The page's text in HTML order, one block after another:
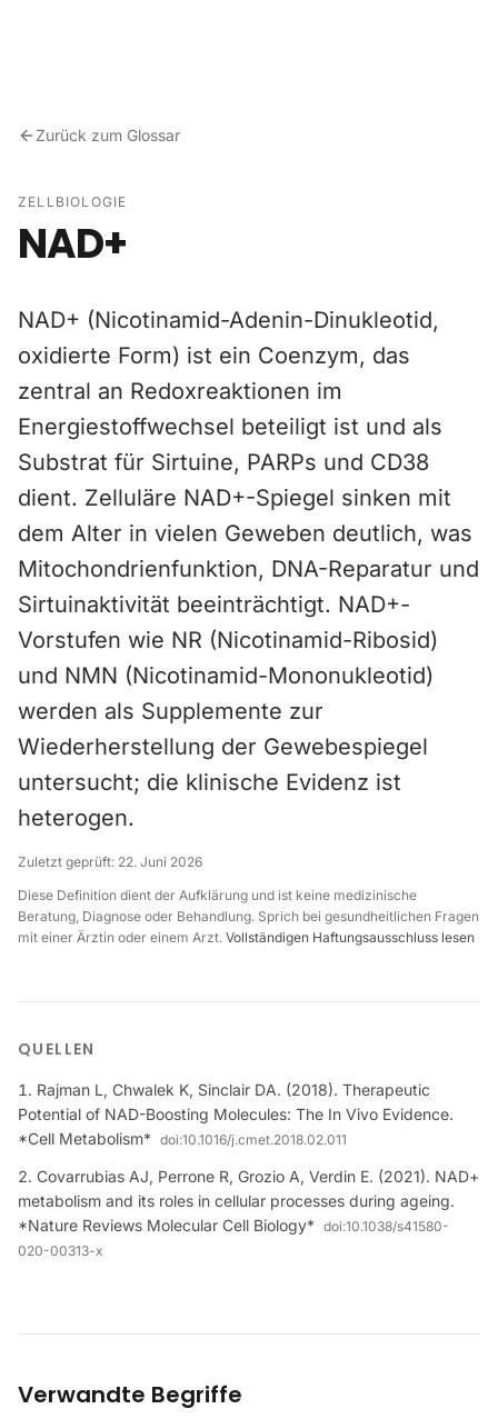
Zurück zum Glossar
ZELLBIOLOGIE
NAD+
NAD+ (Nicotinamid-Adenin-Dinukleotid,
oxidierte Form) ist ein Coenzym, das
zentral an Redoxreaktionen im
Energiestoffwechsel beteiligt ist und als
Substrat für Sirtuine, PARPs und CD38
dient. Zelluläre NAD+-Spiegel sinken mit
dem Alter in vielen Geweben deutlich, was
Mitochondrienfunktion, DNA-Reparatur und
Sirtuinaktivität beeinträchtigt. NAD+-
Vorstufen wie NR (Nicotinamid-Ribosid)
und NMN (Nicotinamid-Mononukleotid)
werden als Supplemente zur
Wiederherstellung der Gewebespiegel
untersucht; die klinische Evidenz ist
heterogen.
Zuletzt geprüft: 22. Juni 2026
Diese Definition dient der Aufklärung und ist keine medizinische
Beratung, Diagnose oder Behandlung. Sprich bei gesundheitlichen Fragen
mit einer Ärztin oder einem Arzt. Vollständigen Haftungsausschluss lesen
QUELLEN
Rajman L, Chwalek K, Sinclair DA. (2018). Therapeutic
Potential of NAD-Boosting Molecules: The In Vivo Evidence.
*Cell Metabolism* doi:10.1016/j.cmet.2018.02.011
Covarrubias AJ, Perrone R, Grozio A, Verdin E. (2021). NAD+
metabolism and its roles in cellular processes during ageing.
*Nature Reviews Molecular Cell Biology* doi:10.1038/s41580-
020-00313-x
Verwandte Begriffe